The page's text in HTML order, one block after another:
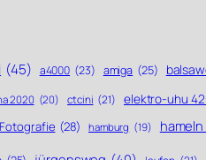
(45) a4000 (23) amiga (25)
2020 (20) ctcini (21) elektro-uhu
Fotografie (28) hamburg (19)